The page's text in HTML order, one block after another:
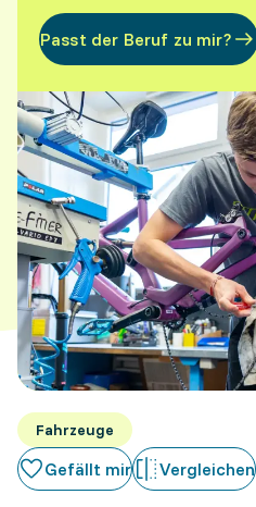
Passt der Beruf zu mir?
Fahrzeuge
Gefällt mir
Vergleichen